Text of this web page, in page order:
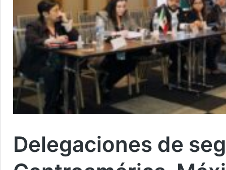
Delegaciones de